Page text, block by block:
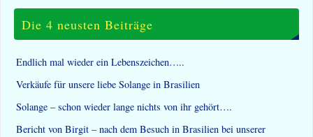
Die 4 neusten Beiträge
Endlich mal wieder ein Lebenszeichen…..
Verkäufe für unsere liebe Solange in Brasilien
Solange – schon wieder lange nichts von ihr gehört….
Bericht von Birgit – nach dem Besuch in Brasilien bei unserer